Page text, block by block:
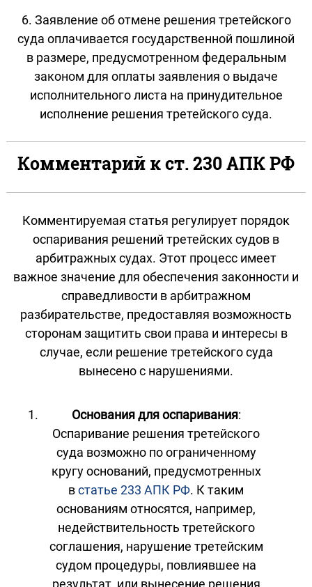
6. Заявление об отмене решения третейского
суда оплачивается государственной пошлиной
в размере, предусмотренном федеральным
законом для оплаты заявления о выдаче
исполнительного листа на принудительное
исполнение решения третейского суда.
Комментарий к ст. 230 АПК РФ
Комментируемая статья регулирует порядок
оспаривания решений третейских судов в
арбитражных судах. Этот процесс имеет
важное значение для обеспечения законности и
справедливости в арбитражном
разбирательстве, предоставляя возможность
сторонам защитить свои права и интересы в
случае, если решение третейского суда
вынесено с нарушениями.
Основания для оспаривания:
Оспаривание решения третейского
суда возможно по ограниченному
кругу оснований, предусмотренных
встатье 233 АПК РФ. К таким
основаниям относятся, например,
недействительность третейского
соглашения, нарушение третейским
судом процедуры, повлиявшее на
результат, или вынесение решения